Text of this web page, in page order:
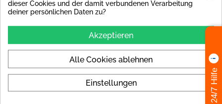
Fliese Rektifiziert
Für Boden und Wand
geeignet
Fliesenmaße sind Nennmaße
vom Hersteller und können
von dem Istmaß abweichen!
Entkopplungsmatte
Bei der Fliesengröße
dieser Cookies und der damit verbundenen Verarbeitung
deiner persönlichen Daten zu?
Akzeptieren
Alle Cookies ablehnen
Einstellungen 24/7 Hilfe